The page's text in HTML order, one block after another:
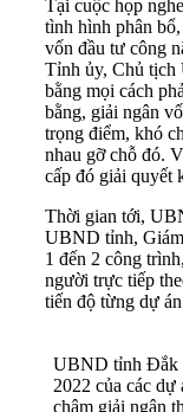
Tại cuộc họp
tình hình phân
vốn đầu tư công
Tỉnh ủy, Chủ
bằng mọi cách
bằng, giải ngân
trọng điểm, khó
nhau gỡ chỗ đó.
cấp đó giải
Thời gian tới,
UBND tỉnh, Giám
1 đến 2 công
người trực tiếp
tiến độ từng dự
UBND tỉnh Đắk
2022 của các
chậm giải ngân